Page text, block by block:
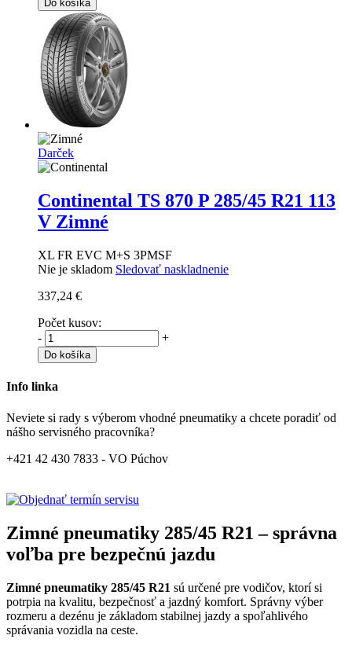
Do košíka
Darček
Continental TS 870 P 285/45 R21 113
V Zimné
XL FR EVC M+S 3PMSF
Nie je skladom Sledovať naskladnenie
337,24 €
Počet kusov:
-
+
Do košíka
Info linka
Neviete si rady s výberom vhodné pneumatiky a chcete poradiť od
nášho servisného pracovníka?
+421 42 430 7833 - VO Púchov
Zimné pneumatiky 285/45 R21 – správna
voľba pre bezpečnú jazdu
Zimné pneumatiky 285/45 R21 sú určené pre vodičov, ktorí si
potrpia na kvalitu, bezpečnosť a jazdný komfort. Správny výber
rozmeru a dezénu je základom stabilnej jazdy a spoľahlivého
správania vozidla na ceste.